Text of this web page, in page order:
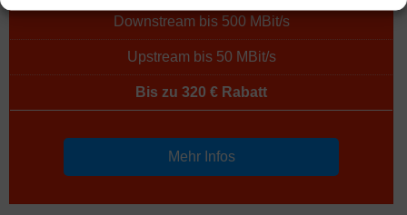
Downstream bis 500 MBit/s
Upstream bis 50 MBit/s
Bis zu 320 € Rabatt
Mehr Infos